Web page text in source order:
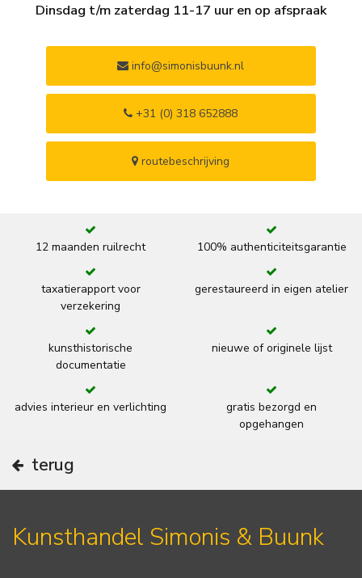
Dinsdag t/m zaterdag 11-17 uur en op afspraak
info@simonisbuunk.nl
+31 (0) 318 652888
routebeschrijving
12 maanden ruilrecht 100% authenticiteitsgarantie
taxatierapport voor
verzekering
gerestaureerd in eigen atelier
kunsthistorische
documentatie
nieuwe of originele lijst
advies interieur en verlichting
gratis bezorgd en
opgehangen
terug
Kunsthandel Simonis & Buunk